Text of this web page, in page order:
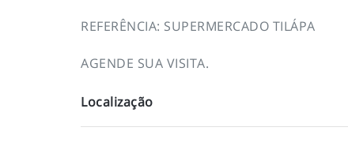
REFERÊNCIA: SUPERMERCADO TILÁPA
AGENDE SUA VISITA.
Localização